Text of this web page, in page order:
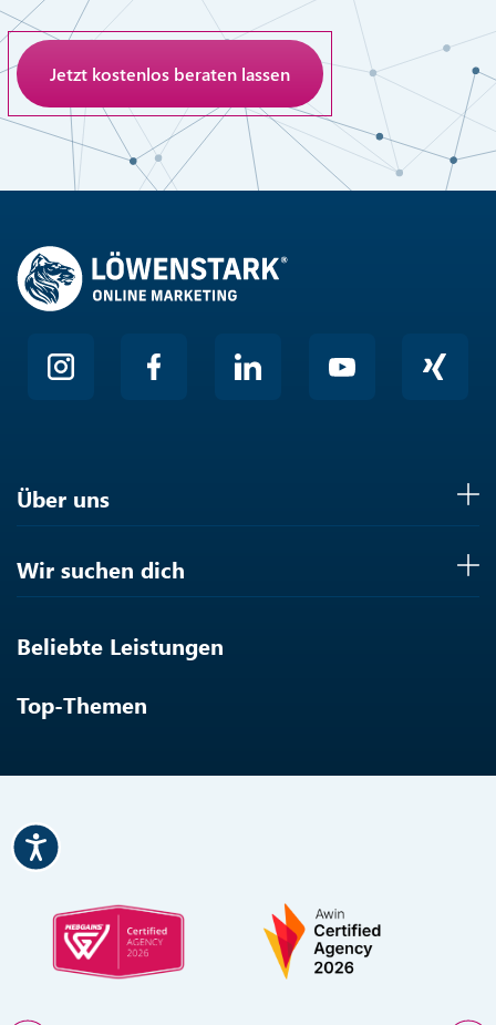
Anti-Roboter-Verifizierung
Hier klicken
Über uns
Wir suchen dich
Beliebte Leistungen
Top-Themen